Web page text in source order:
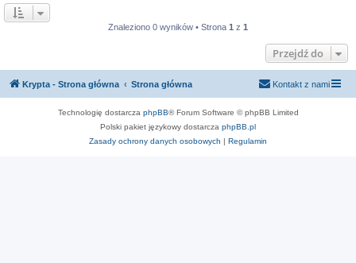
Znaleziono 0 wyników • Strona 1 z 1
Przejdź do
Krypta - Strona główna Strona główna Kontakt z nami
Technologię dostarcza phpBB® Forum Software © phpBB Limited
Polski pakiet językowy dostarcza phpBB.pl
Zasady ochrony danych osobowych | Regulamin